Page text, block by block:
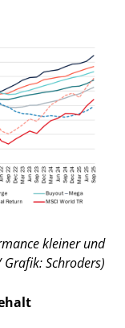
kleiner und
Schroders)